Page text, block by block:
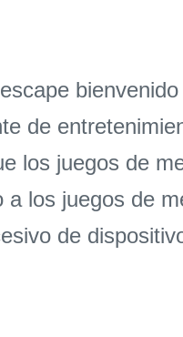
de
los juegos de
los juegos de
de